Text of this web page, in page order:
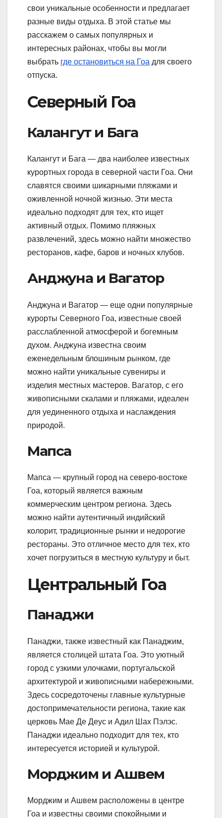
свои уникальные особенности и предлагает
разные виды отдыха. В этой статье мы
расскажем о самых популярных и
интересных районах, чтобы вы могли
выбрать где остановиться на Гоа для своего
отпуска.
Северный Гоа
Калангут и Бага
Калангут и Бага — два наиболее известных
курортных города в северной части Гоа. Они
славятся своими шикарными пляжами и
оживленной ночной жизнью. Эти места
идеально подходят для тех, кто ищет
активный отдых. Помимо пляжных
развлечений, здесь можно найти множество
ресторанов, кафе, баров и ночных клубов.
Анджуна и Вагатор
Анджуна и Вагатор — еще одни популярные
курорты Северного Гоа, известные своей
расслабленной атмосферой и богемным
духом. Анджуна известна своим
еженедельным блошиным рынком, где
можно найти уникальные сувениры и
изделия местных мастеров. Вагатор, с его
живописными скалами и пляжами, идеален
для уединенного отдыха и наслаждения
природой.
Мапса
Мапса — крупный город на северо-востоке
Гоа, который является важным
коммерческим центром региона. Здесь
можно найти аутентичный индийский
колорит, традиционные рынки и недорогие
рестораны. Это отличное место для тех, кто
хочет погрузиться в местную культуру и быт.
Центральный Гоа
Панаджи
Панаджи, также известный как Панаджим,
является столицей штата Гоа. Это уютный
город с узкими улочками, португальской
архитектурой и живописными набережными.
Здесь сосредоточены главные культурные
достопримечательности региона, такие как
церковь Мае Де Деус и Адил Шах Пэлэс.
Панаджи идеально подходит для тех, кто
интересуется историей и культурой.
Морджим и Ашвем
Морджим и Ашвем расположены в центре
Гоа и известны своими спокойными и